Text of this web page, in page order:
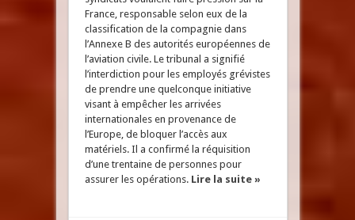
France, responsable selon eux de la
classification de la compagnie dans
l’Annexe B des autorités européennes de
l’aviation civile. Le tribunal a signifié
l’interdiction pour les employés grévistes
de prendre une quelconque initiative
visant à empêcher les arrivées
internationales en provenance de
l’Europe, de bloquer l’accès aux
matériels. Il a confirmé la réquisition
d’une trentaine de personnes pour
assurer les opérations. Lire la suite »